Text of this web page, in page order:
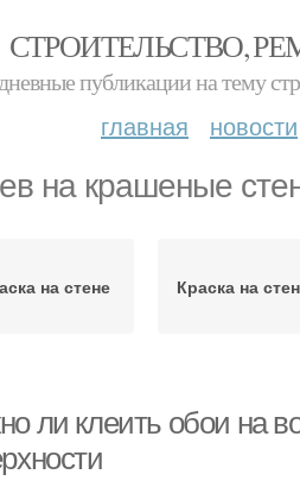
СТРОИТЕЛЬСТВО,
публикации на тему
главная новости
на крашеные
на стене Краска на
ли клеить обои на